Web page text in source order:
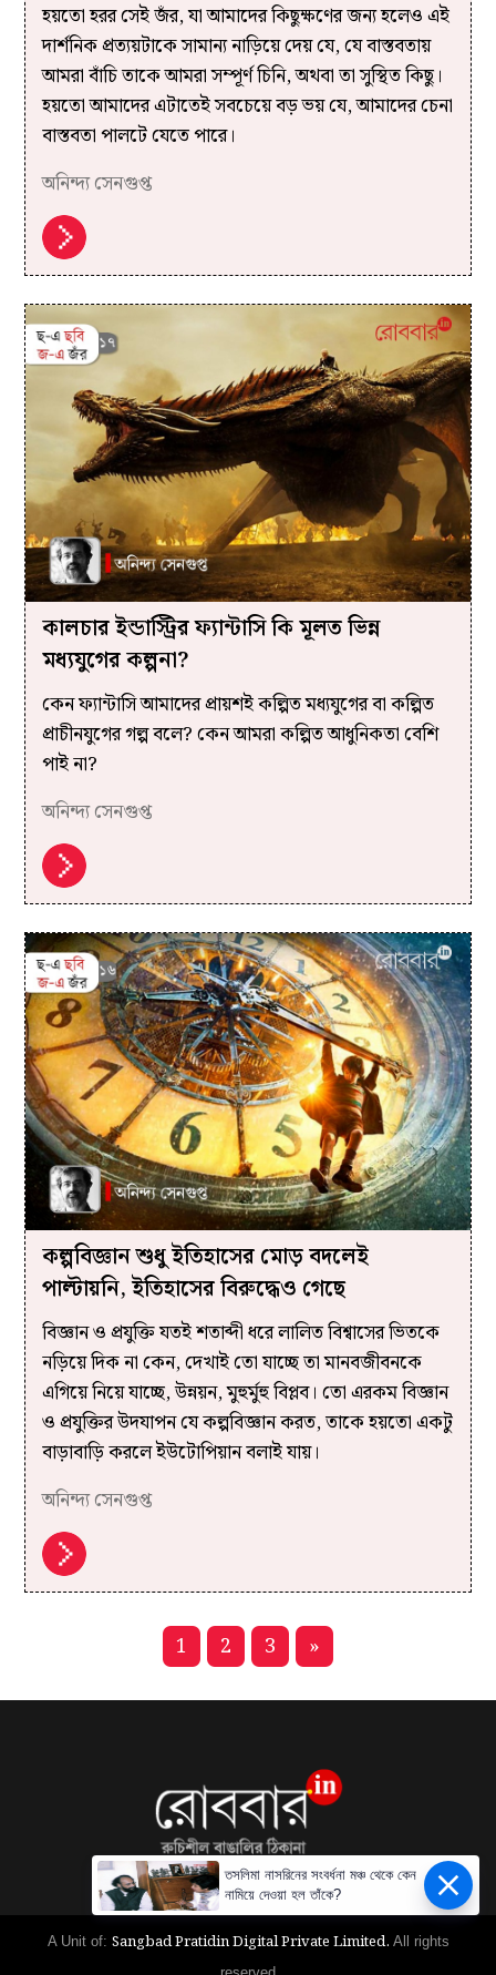
হয়তো হরর সেই জঁর, যা আমাদের কিছুক্ষণের জন্য হলেও এই
দার্শনিক প্রত্যয়টাকে সামান্য নাড়িয়ে দেয় যে, যে বাস্তবতায়
আমরা বাঁচি তাকে আমরা সম্পূর্ণ চিনি, অথবা তা সুস্থিত কিছু।
হয়তো আমাদের এটাতেই সবচেয়ে বড় ভয় যে, আমাদের চেনা
বাস্তবতা পালটে যেতে পারে।
অনিন্দ্য সেনগুপ্ত
কালচার ইন্ডাস্ট্রির ফ্যান্টাসি কি মূলত ভিন্ন
মধ্যযুগের কল্পনা?
কেন ফ্যান্টাসি আমাদের প্রায়শই কল্পিত মধ্যযুগের বা কল্পিত
প্রাচীনযুগের গল্প বলে? কেন আমরা কল্পিত আধুনিকতা বেশি
পাই না?
অনিন্দ্য সেনগুপ্ত
কল্পবিজ্ঞান শুধু ইতিহাসের মোড় বদলেই
পাল্টায়নি, ইতিহাসের বিরুদ্ধেও গেছে
বিজ্ঞান ও প্রযুক্তি যতই শতাব্দী ধরে লালিত বিশ্বাসের ভিতকে
নড়িয়ে দিক না কেন, দেখাই তো যাচ্ছে তা মানবজীবনকে
এগিয়ে নিয়ে যাচ্ছে, উন্নয়ন, মুহুর্মুহু বিপ্লব। তো এরকম বিজ্ঞান
ও প্রযুক্তির উদযাপন যে কল্পবিজ্ঞান করত, তাকে হয়তো একটু
বাড়াবাড়ি করলে ইউটোপিয়ান বলাই যায়।
অনিন্দ্য সেনগুপ্ত
1 2 3 »
A Unit of: Sangbad Pratidin Digital Private Limited. All rights
তসলিমা নাসরিনের সংবর্ধনা মঞ্চ থেকে কেন
নামিয়ে দেওয়া হল তাঁকে?